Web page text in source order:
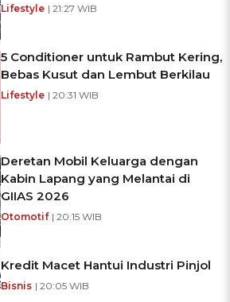
Lifestyle | 21:27 WIB
5 Conditioner untuk Rambut Kering,
Bebas Kusut dan Lembut Berkilau
Lifestyle | 20:31 WIB
Deretan Mobil Keluarga dengan
Kabin Lapang yang Melantai di
GIIAS 2026
Otomotif | 20:15 WIB
Kredit Macet Hantui Industri Pinjol
Bisnis | 20:05 WIB